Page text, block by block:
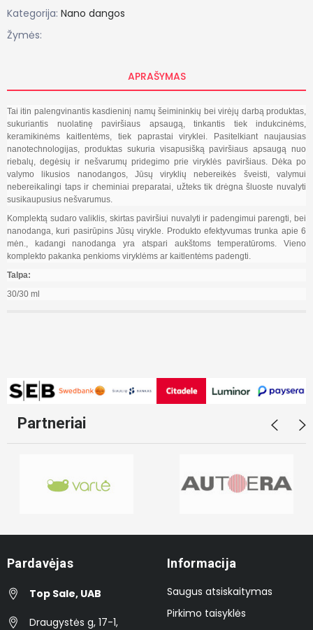
Kategorija: Nano dangos
Žymės:
APRAŠYMAS
Tai itin palengvinantis kasdieninį namų šeimininkių bei virėjų darbą produktas,
sukuriantis nuolatinę paviršiaus apsaugą, tinkantis tiek indukcinėms,
keramikinėms kaitlentėms, tiek paprastai viryklei. Pasitelkiant naujausias
nanotechnologijas, produktas sukuria visapusišką paviršiaus apsaugą nuo
riebalų, degėsių ir nešvarumų pridegimo prie viryklės paviršiaus. Dėka po
valymo likusios nanodangos, Jūsų viryklių nebereikės šveisti, valymui
nebereikalingi taps ir cheminiai preparatai, užteks tik drėgna šluoste nuvalyti
susikaupusius nešvarumus.
Komplektą sudaro valiklis, skirtas paviršiui nuvalyti ir padengimui parengti, bei
nanodanga, kuri pasirūpins Jūsų virykle. Produkto efektyvumas trunka apie 6
mėn., kadangi nanodanga yra atspari aukštoms temperatūroms. Vieno
komplekto pakanka penkioms viryklėms ar kaitlentėms padengti.
Talpa:
30/30 ml
Partneriai
Pardavėjas
Top Sale, UAB
Draugystės g, 17-1,
Informacija
Saugus atsiskaitymas
Pirkimo taisyklės